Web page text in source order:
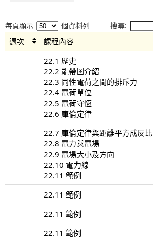
每頁顯示 個資料列 搜尋:
週次 課程內容
22.1 歷史
22.2 能帶圖介紹
22.3 同性電荷之間的排斥力
22.4 電荷單位
22.5 電荷守恆
22.6 庫倫定律
22.7 庫倫定律與距離平方成反比
22.8 電力與電場
22.9 電場大小及方向
22.10 電力線
22.11 範例
22.11 範例
22.11 範例
22.11 範例